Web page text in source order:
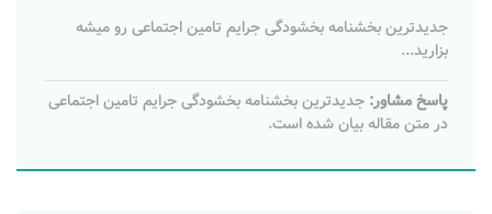
جدیدترین بخشنامه بخشودگی جرایم تامین اجتماعی رو میشه
بزارید...
پاسخ مشاور: جدیدترین بخشنامه بخشودگی جرایم تامین اجتماعی
در متن مقاله بیان شده است.